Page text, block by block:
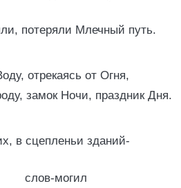
потеряли Млечный путь.
отрекаясь от Огня,
замок Ночи, праздник Дня.
в сцепленьи зданий-